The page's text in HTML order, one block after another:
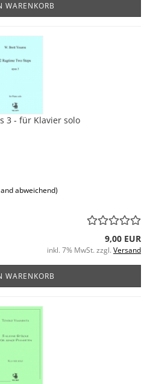
WARENKORB
3 - für Klavier solo
abweichend)
9,00 EUR
inkl. 7% MwSt. zzgl. Versand
WARENKORB